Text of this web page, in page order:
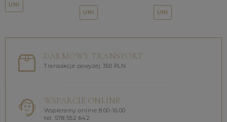
UNI
UNI UNI
DARMOWY TRANSPORT
Transakcje powyżej 350 PLN
WSPARCIE ONLINE
Wspieramy online 8.00-16.00
tel. 578 552 642